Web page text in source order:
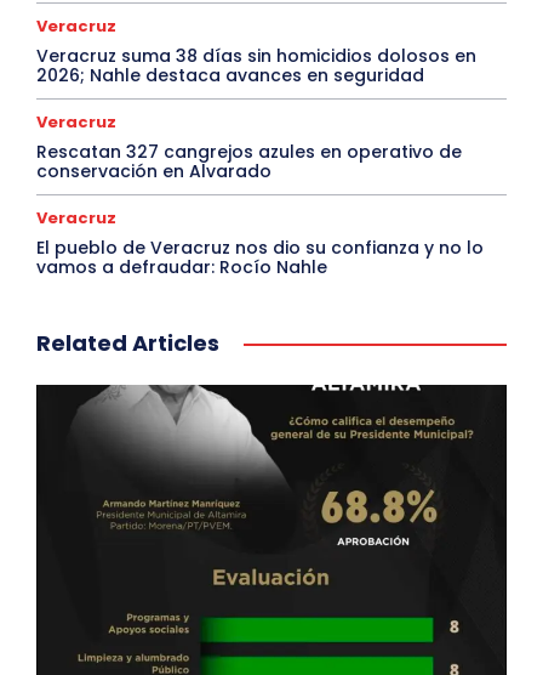
Veracruz
Veracruz suma 38 días sin homicidios dolosos en
2026; Nahle destaca avances en seguridad
Veracruz
Rescatan 327 cangrejos azules en operativo de
conservación en Alvarado
Veracruz
El pueblo de Veracruz nos dio su confianza y no lo
vamos a defraudar: Rocío Nahle
Related Articles